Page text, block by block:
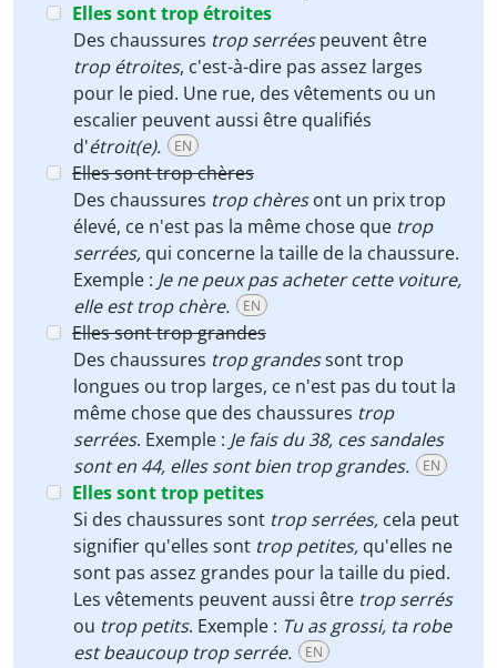
Elles sont trop étroites
Des chaussures trop serréespeuvent être
trop étroites, c'est-à-dire pas assez larges
pour le pied. Une rue, des vêtements ou un
escalier peuvent aussi être qualifiés
d'étroit(e). EN
Elles sont trop chères
Des chaussures trop chèresont un prix trop
élevé, ce n'est pas la même chose que trop
serrées, qui concerne la taille de la chaussure.
Exemple : Je ne peux pas acheter cette voiture,
elle est trop chère.
EN
Elles sont trop grandes
Des chaussures trop grandessont trop
longues ou trop larges, ce n'est pas du tout la
même chose que des chaussures trop
serrées. Exemple : Je fais du 38, ces sandales
sont en 44, elles sont bien trop grandes.
EN
Elles sont trop petites
Si des chaussures sont trop serrées, cela peut
signifier qu'elles sont trop petites, qu'elles ne
sont pas assez grandes pour la taille du pied.
Les vêtements peuvent aussi être trop serrés
ou trop petits. Exemple : Tu as grossi, ta robe
est beaucoup trop serrée.
EN